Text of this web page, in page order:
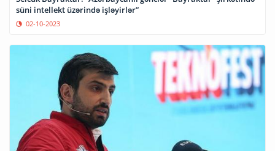
süni intellekt üzərində işləyirlər”
02-10-2023